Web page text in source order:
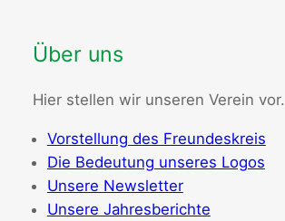
Über uns
Hier stellen wir unseren Verein vor.
Vorstellung des Freundeskreis
Die Bedeutung unseres Logos
Unsere Newsletter
Unsere Jahresberichte